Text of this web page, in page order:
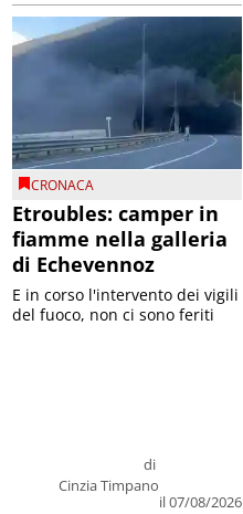
CRONACA
Etroubles: camper in
fiamme nella galleria
di Echevennoz
di
Cinzia Timpano
il 07/08/2026
E in corso l'intervento dei vigili
del fuoco, non ci sono feriti